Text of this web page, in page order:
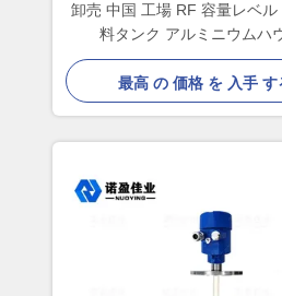
卸売 中国 工場 RF 容量レベル
料タンク アルミニウムハ
最高 の 価格 を 入手 す